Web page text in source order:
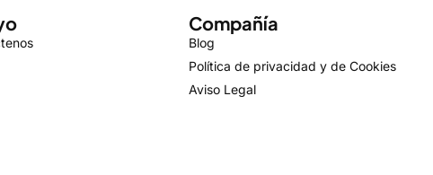
Compañía
Blog
Política de privacidad y de Cookies
Aviso Legal